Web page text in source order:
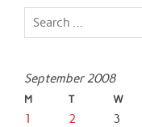
September 2008
M T W
1 2 3